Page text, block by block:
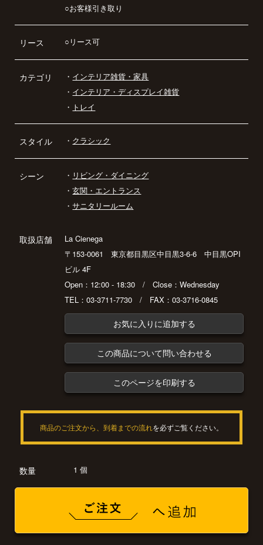
○お客様引き取り
リース ○リース可
カテゴリ ・ インテリア雑貨・家具
・ インテリア・ディスプレイ雑貨
・ トレイ
スタイル ・ クラシック
シーン ・ リビング・ダイニング
・玄関・エントランス
・サニタリールーム
取扱店舗
La Cienega
〒153-0061 東京都目黒区中目黒3-6-6 中目黒OPI
ビル 4F
Open：12:00 - 18:30 / Close：Wednesday
TEL：03-3711-7730 / FAX：03-3716-0845
お気に入りに追加する
この商品について問い合わせる
このページを印刷する
商品のご注文から、到着までの流れを必ずご覧ください。
数量 1 個